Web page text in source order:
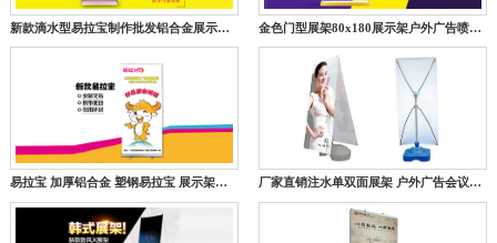
新款滴水型易拉宝制作批发铝合金展示架广告架展架子80x200海报架 金色门型展架80x180展示架户外广告喷画黑色铁质门型展架挂画架
易拉宝 加厚铝合金 塑钢易拉宝 展示架立式牌广告牌加展架海报制作 厂家直销注水单双面展架 户外广告会议X展架画面订制设计制作